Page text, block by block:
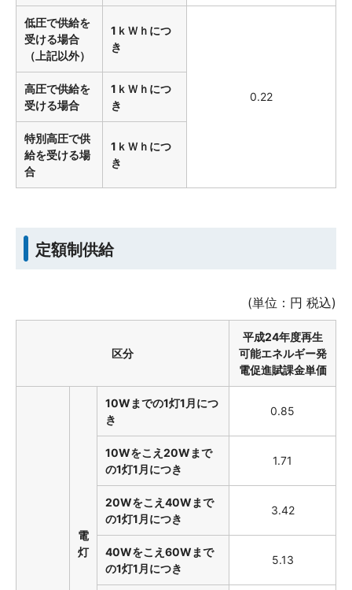
低圧で供給を
受ける場合
（上記以外）
1ｋＷｈにつ
き
0.22
高圧で供給を
受ける場合
1ｋＷｈにつ
き
特別高圧で供
給を受ける場
合
1ｋＷｈにつ
き
定額制供給
(単位：円 税込)
区分
平成24年度再生
可能エネルギー発
電促進賦課金単価
電
灯
10Wまでの1灯1月につ
き
0.85
10Wをこえ20Wまで
の1灯1月につき
1.71
20Wをこえ40Wまで
の1灯1月につき
3.42
40Wをこえ60Wまで
の1灯1月につき
5.13